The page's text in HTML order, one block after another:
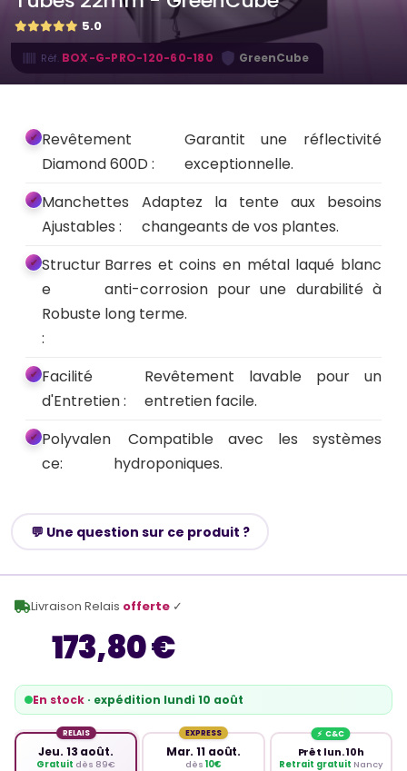
5.0
Réf. BOX-G-PRO-120-60-180 GreenCube
Revêtement
Diamond 600D :
Garantit une réflectivité
exceptionnelle.
Manchettes
Ajustables :
Adaptez la tente aux besoins
changeants de vos plantes.
Structur
e
Robuste
:
Barres et coins en métal laqué blanc
anti-corrosion pour une durabilité à
long terme.
Facilité
d'Entretien :
Revêtement lavable pour un
entretien facile.
Polyvalen
ce:
Compatible avec les systèmes
hydroponiques.
💬 Une question sur ce produit ?
173,80 €
En stock · expédition lundi 10 août
RELAIS
Jeu. 13 août.
Gratuit dès 89€
EXPRESS
Mar. 11 août.
dès 10€
Prêt lun. 10h
Retrait gratuit Nancy
Livraison Relais offerte ✓